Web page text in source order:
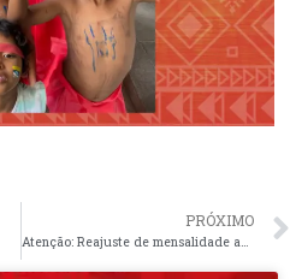
PRÓXIMO
Atenção: Reajuste de mensalidade anual para usuários do Plano de Saúde HUMANA SAÚDE.